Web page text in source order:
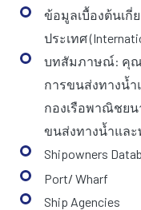
ข้อมูลเบื้องต้นเกี่
ประเทศ
บทสัมภาษณ์: คุณ
การขนส่งทางน้
กองเรือพาณิชย
ขนส่งทางน้ำแล
Shipowners
Port/ Wharf
Ship Agencies